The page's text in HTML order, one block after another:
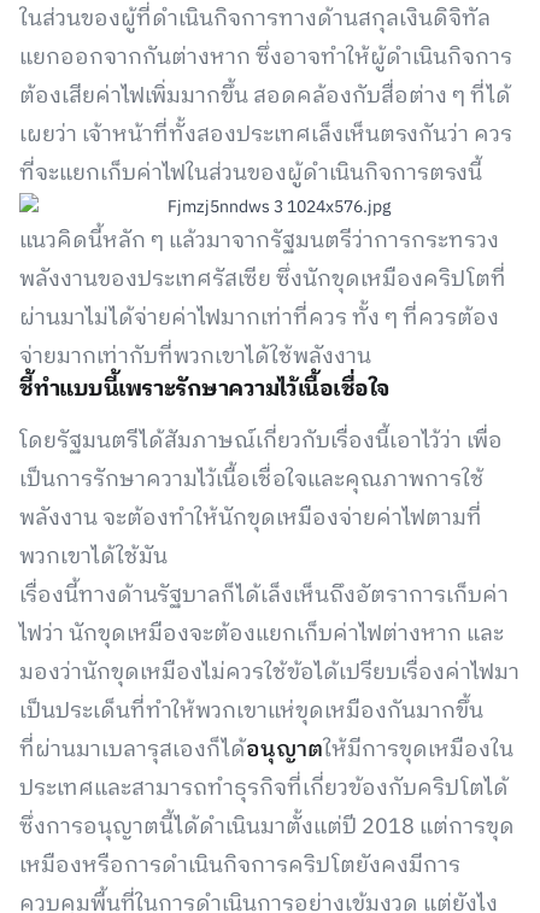
ในส่วนของผู้ที่ดำเนินกิจการทางด้านสกุลเงินดิจิทัล
แยกออกจากกันต่างหาก ซึ่งอาจทำให้ผู้ดำเนินกิจการ
ต้องเสียค่าไฟเพิ่มมากขึ้น สอดคล้องกับสื่อต่าง ๆ ที่ได้
เผยว่า เจ้าหน้าที่ทั้งสองประเทศเล็งเห็นตรงกันว่า ควร
ที่จะแยกเก็บค่าไฟในส่วนของผู้ดำเนินกิจการตรงนี้
แนวคิดนี้หลัก ๆ แล้วมาจากรัฐมนตรีว่าการกระทรวง
พลังงานของประเทศรัสเซีย ซึ่งนักขุดเหมืองคริปโตที่
ผ่านมาไม่ได้จ่ายค่าไฟมากเท่าที่ควร ทั้ง ๆ ที่ควรต้อง
จ่ายมากเท่ากับที่พวกเขาได้ใช้พลังงาน
ชี้ทำแบบนี้เพราะรักษาความไว้เนื้อเชื่อใจ
โดยรัฐมนตรีได้สัมภาษณ์เกี่ยวกับเรื่องนี้เอาไว้ว่า เพื่อ
เป็นการรักษาความไว้เนื้อเชื่อใจและคุณภาพการใช้
พลังงาน จะต้องทำให้นักขุดเหมืองจ่ายค่าไฟตามที่
พวกเขาได้ใช้มัน
เรื่องนี้ทางด้านรัฐบาลก็ได้เล็งเห็นถึงอัตราการเก็บค่า
ไฟว่า นักขุดเหมืองจะต้องแยกเก็บค่าไฟต่างหาก และ
มองว่านักขุดเหมืองไม่ควรใช้ข้อได้เปรียบเรื่องค่าไฟมา
เป็นประเด็นที่ทำให้พวกเขาแห่ขุดเหมืองกันมากขึ้น
ที่ผ่านมาเบลารุสเองก็ได้อนุญาตให้มีการขุดเหมืองใน
ประเทศและสามารถทำธุรกิจที่เกี่ยวข้องกับคริปโตได้
ซึ่งการอนุญาตนี้ได้ดำเนินมาตั้งแต่ปี 2018 แต่การขุด
เหมืองหรือการดำเนินกิจการคริปโตยังคงมีการ
ควบคุมพื้นที่ในการดำเนินการอย่างเข้มงวด แต่ยังไง